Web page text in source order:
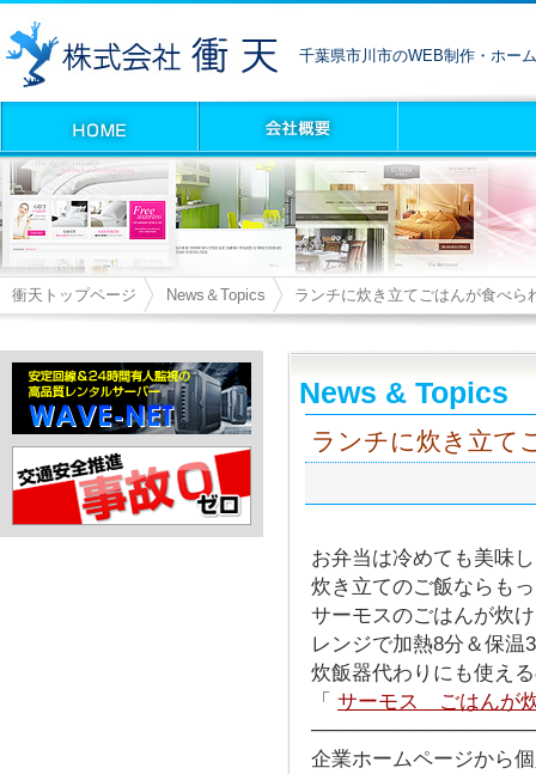
千葉県市川市のWEB制作・ホー
衝天トップページ News＆Topics ランチに炊き立てごはんが食べら
News & Topics
ランチに炊き立て
お弁当は冷めても美味
炊き立てのご飯ならも
サーモスのごはんが炊
レンジで加熱8分＆保温
炊飯器代わりにも使え
「 サーモス ごはんが
企業ホームページから